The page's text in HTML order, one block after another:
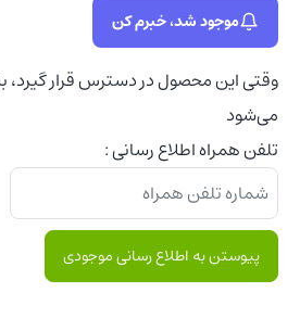
موجود شد، خبرم کن
وقتی این محصول در دسترس قرار
می‌شود
تلفن همراه اطلاع رسانی :
پیوستن به اطلاع رسانی موجودی